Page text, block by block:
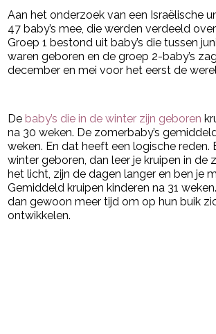
Aan het onderzoek van een Israëlische
47 baby’s mee, die werden verdeeld
Groep 1 bestond uit baby’s die tussen
waren geboren en de groep 2-baby’s
december en mei voor het eerst de
De baby’s die in de winter zijn geboren
na 30 weken. De zomerbaby’s
weken. En dat heeft een logische reden.
winter geboren, dan leer je kruipen in de
het licht, zijn de dagen langer en ben je
Gemiddeld kruipen kinderen na 31
dan gewoon meer tijd om op hun buik
ontwikkelen.